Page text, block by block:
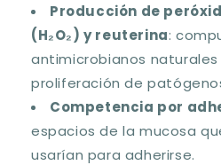
Producción de
(H₂O₂) y reuterina:
antimicrobianos
proliferación de
Competencia por
espacios de la mucosa
usarían para adherirse.